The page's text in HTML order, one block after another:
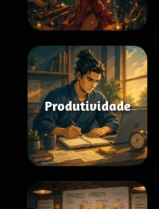
Produtividade